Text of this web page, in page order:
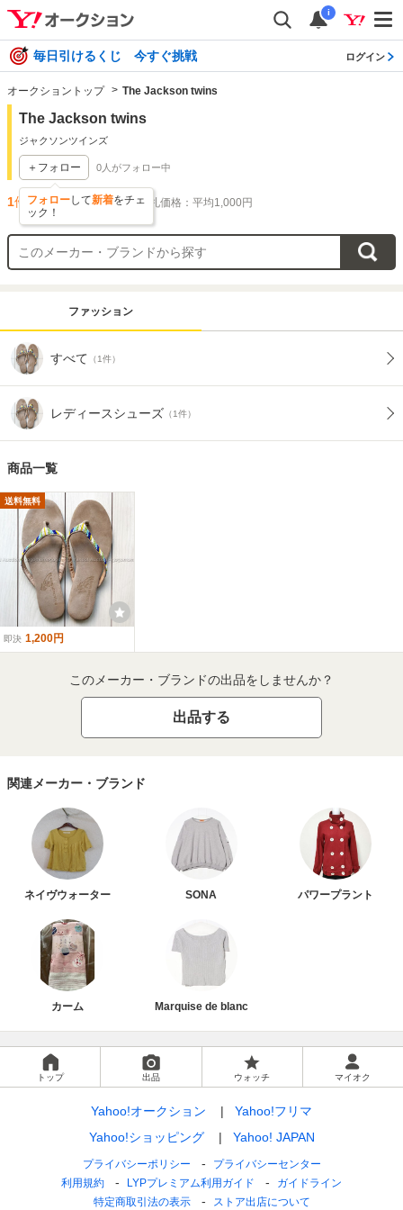
i
毎日引けるくじ 今すぐ挑戦 ログイン
オークショントップ The Jackson twins
The Jackson twins
ジャクソンツインズ
＋フォロー
フォローして新着をチェ
ック！
0 人がフォロー中
1件出品されています 落札価格：平均1,000円
ファッション
すべて （1件）
レディースシューズ （1件）
商品一覧
送料無料
即決 1,200円
このメーカー・ブランドの出品をしませんか？
出品する
関連メーカー・ブランド
ネイヴウォーター SONA パワープラント
カーム Marquise de blanc
トップ 出品 ウォッチ マイオク
Yahoo!オークション
Yahoo!フリマ
Yahoo!ショッピング
Yahoo! JAPAN
プライバシーポリシー
プライバシーセンター
利用規約
LYPプレミアム利用ガイド
ガイドライン
特定商取引法の表示
ストア出店について